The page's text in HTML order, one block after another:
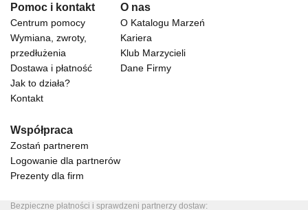
Pomoc i kontakt
Centrum pomocy
Wymiana, zwroty,
przedłużenia
Dostawa i płatność
Jak to działa?
Kontakt
O nas
O Katalogu Marzeń
Kariera
Klub Marzycieli
Dane Firmy
Współpraca
Zostań partnerem
Logowanie dla partnerów
Prezenty dla firm
Bezpieczne płatności i sprawdzeni partnerzy dostaw: